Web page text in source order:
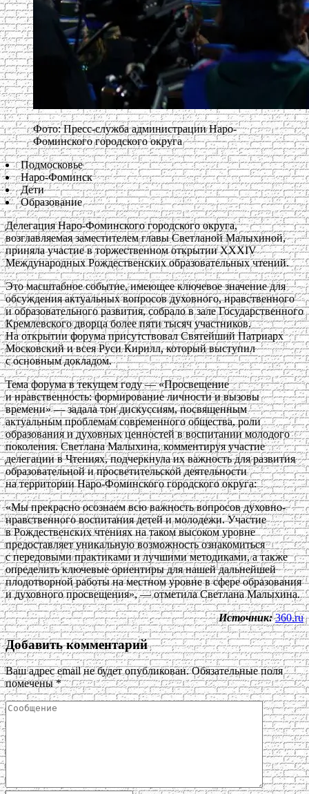
Фото: Пресс-служба администрации Наро-
Фоминского городского округа
Подмосковье
Наро-Фоминск
Дети
Образование
Делегация Наро-Фоминского городского округа,
возглавляемая заместителем главы Светланой Малыхиной,
приняла участие в торжественном открытии XXXIV
Международных Рождественских образовательных чтений.
Это масштабное событие, имеющее ключевое значение для
обсуждения актуальных вопросов духовного, нравственного
и образовательного развития, собрало в зале Государственного
Кремлевского дворца более пяти тысяч участников.
На открытии форума присутствовал Святейший Патриарх
Московский и всея Руси Кирилл, который выступил
с основным докладом.
Тема форума в текущем году — «Просвещение
и нравственность: формирование личности и вызовы
времени» — задала тон дискуссиям, посвященным
актуальным проблемам современного общества, роли
образования и духовных ценностей в воспитании молодого
поколения. Светлана Малыхина, комментируя участие
делегации в Чтениях, подчеркнула их важность для развития
образовательной и просветительской деятельности
на территории Наро-Фоминского городского округа:
«Мы прекрасно осознаем всю важность вопросов духовно-
нравственного воспитания детей и молодежи. Участие
в Рождественских чтениях на таком высоком уровне
предоставляет уникальную возможность ознакомиться
с передовыми практиками и лучшими методиками, а также
определить ключевые ориентиры для нашей дальнейшей
плодотворной работы на местном уровне в сфере образования
и духовного просвещения», — отметила Светлана Малыхина.
Источник: 360.ru
Добавить комментарий
Ваш адрес email не будет опубликован. Обязательные поля
помечены*